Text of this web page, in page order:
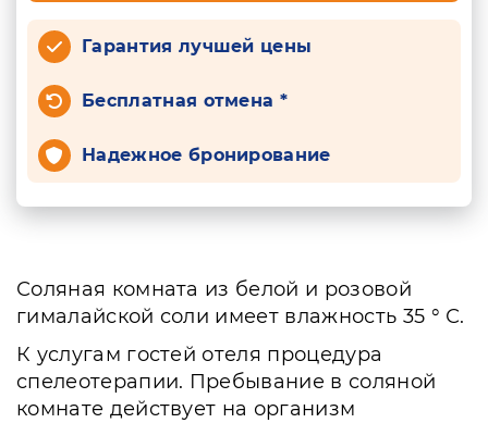
Гарантия лучшей цены
Бесплатная отмена *
Надежное бронирование
Соляная комната из белой и розовой
гималайской соли имеет влажность 35 ° С.
К услугам гостей отеля процедура
спелеотерапии. Пребывание в соляной
комнате действует на организм